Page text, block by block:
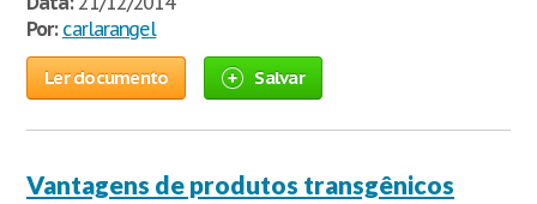
Por: carlarangel
Ler documento Salvar
Vantagens de produtos transgênicos